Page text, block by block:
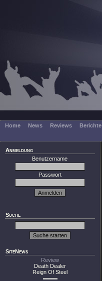
Home News Reviews Berichte
Anmeldung
Benutzername
Passwort
Suche
SiteNews
Review
Death Dealer
Reign Of Steel